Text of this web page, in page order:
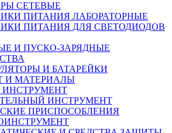
СЕТЕВЫЕ
ПИТАНИЯ ЛАБОРАТОРНЫЕ
ПИТАНИЯ ДЛЯ СВЕТОДИОДОВ
И ПУСКО-ЗАРЯДНЫЕ
И БАТАРЕЙКИ
И МАТЕРИАЛЫ
ИНСТРУМЕНТ
ИНСТРУМЕНТ
ПРИСПОСОБЛЕНИЯ